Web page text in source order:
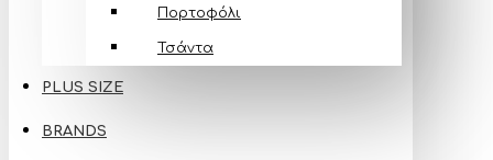
Πορτοφόλι
Τσάντα
PLUS SIZE
BRANDS